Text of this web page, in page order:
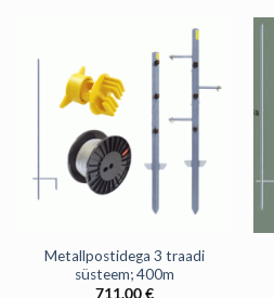
Metallpostidega 3 traadi
süsteem; 400m
711,00€